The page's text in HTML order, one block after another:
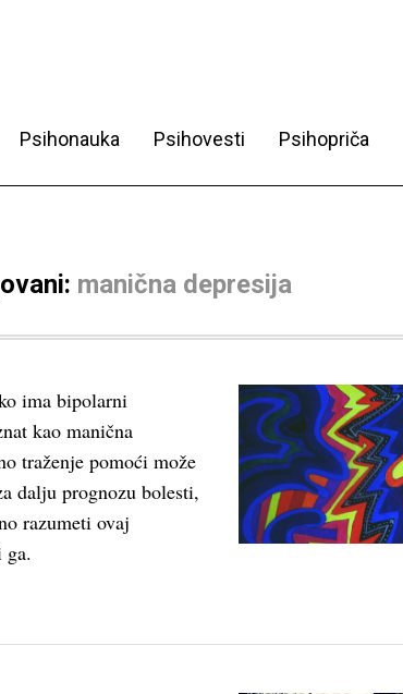
Psihonauka Psihovesti Psihopriča
manična depresija
ima bipolarni
kao manična
traženje pomoći može
dalju prognozu bolesti,
razumeti ovaj
ga.